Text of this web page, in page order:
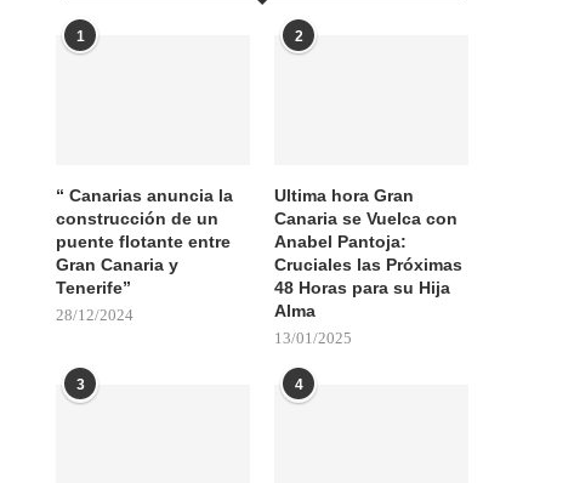
1
“ Canarias anuncia la
construcción de un
puente flotante entre
Gran Canaria y
Tenerife”
28/12/2024
2
Ultima hora Gran
Canaria se Vuelca con
Anabel Pantoja:
Cruciales las Próximas
48 Horas para su Hija
Alma
13/01/2025
3 4